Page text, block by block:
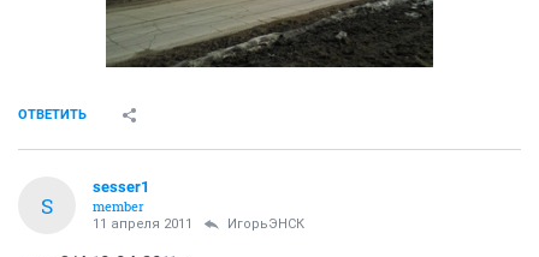
ОТВЕТИТЬ
S
sesser1
member
11 апреля 2011 ИгорьЭНСК